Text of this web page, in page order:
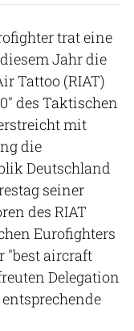
trat eine
Jahr die
Tattoo (RIAT)
des Taktischen
mit
die
Deutschland
seiner
des RIAT
Eurofighters
"best aircraft
Delegation